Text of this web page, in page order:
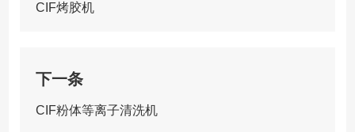
CIF烤胶机
下一条
CIF粉体等离子清洗机